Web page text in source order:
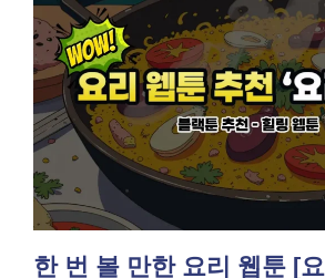
한 번 볼 만한 요리 웹툰 [